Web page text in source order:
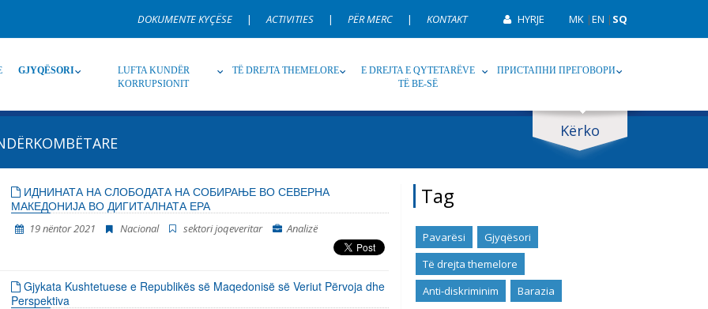
DOKUMENTE KYÇËSE | ACTIVITIES | PËR MERC | KONTAKT HYRJE MK |EN | SQ
GJYQËSORI
LUFTA KUNDËR
KORRUPSIONIT
TË DREJTA THEMELORE
E DREJTA E QYTETARËVE
TË BE-SË
ПРИСТАПНИ ПРЕГОВОРИ
Kërko
Gjuhë Emër, përshkrim ose fjalen
ИДНИНАТА НА СЛОБОДАТА НА СОБИРАЊЕ ВО СЕВЕРНА
МАКЕДОНИЈА ВО ДИГИТАЛНАТА ЕРА
19 nëntor 2021 Nacional sektori joqeveritar Analizë
Gjykata Kushtetuese e Republikës së Maqedonisë së Veriut Përvoja dhe
Perspektiva
Tag
Pavarësi
Gjyqësori
Të drejta themelore
Anti-diskriminim
Barazia